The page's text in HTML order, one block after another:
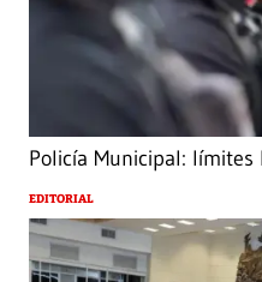
Policía Municipal:
EDITORIAL